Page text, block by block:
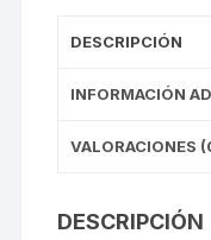
DESCRIPCIÓN
INFORMACIÓN
VALORACIONES
DESCRIPCIÓN